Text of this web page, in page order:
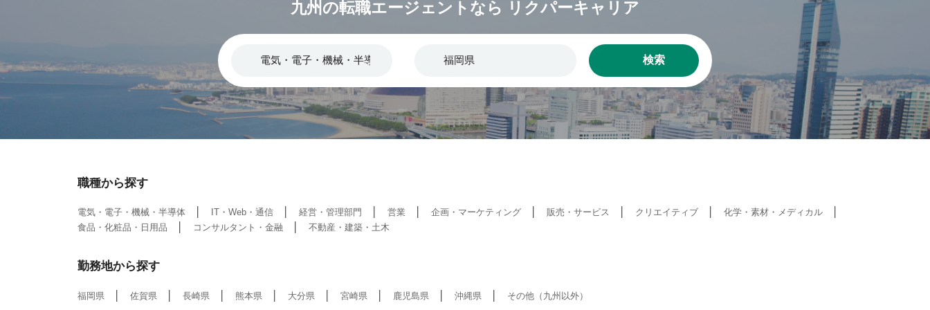
九州の転職エージェントなら リクパーキャリア
検索
職種から探す
電気・電子・機械・半導体 IT・Web・通信 経営・管理部門 営業 企画・マーケティング 販売・サービス クリエイティブ
化学・素材・メディカル
食品・化粧品・日用品
コンサルタント・金融 不動産・建築・土木
勤務地から探す
福岡県 佐賀県 長崎県 熊本県 大分県 宮崎県 鹿児島県 沖縄県 その他（九州以外）